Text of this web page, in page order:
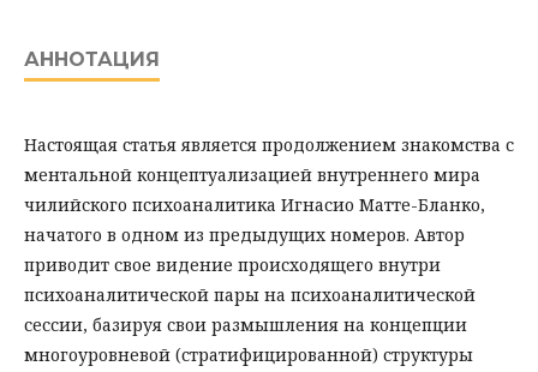
АННОТАЦИЯ
Настоящая статья является продолжением знакомства с
ментальной концептуализацией внутреннего мира
чилийского психоаналитика Игнасио Матте-Бланко,
начатого в одном из предыдущих номеров. Автор
приводит свое видение происходящего внутри
психоаналитической пары на психоаналитической
сессии, базируя свои размышления на концепции
многоуровневой (стратифицированной) структуры